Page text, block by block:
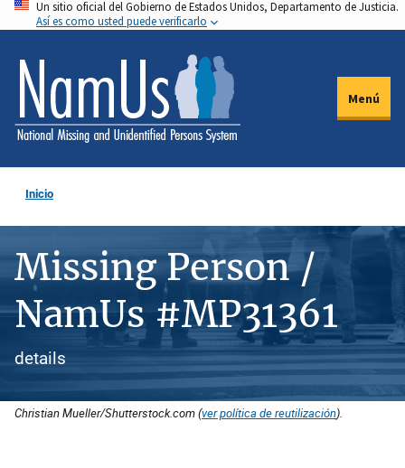
Pasar
al
contenido
principal
Un sitio oficial del Gobierno de Estados Unidos, Departamento de Justicia.
Así es como usted puede verificarlo
Menú
Inicio
Missing Person /
NamUs #MP31361
details
Christian Mueller/Shutterstock.com (ver política de reutilización).